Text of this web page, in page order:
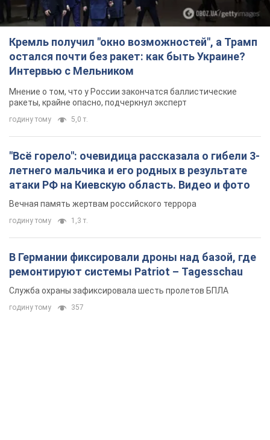
Кремль получил "окно возможностей", а Трамп
остался почти без ракет: как быть Украине?
Интервью с Мельником
Мнение о том, что у России закончатся баллистические
ракеты, крайне опасно, подчеркнул эксперт
годину тому 5,0 т.
"Всё горело": очевидица рассказала о гибели 3-
летнего мальчика и его родных в результате
атаки РФ на Киевскую область. Видео и фото
Вечная память жертвам российского террора
годину тому 1,3 т.
В Германии фиксировали дроны над базой, где
ремонтируют системы Patriot – Tagesschau
Служба охраны зафиксировала шесть пролетов БПЛА
годину тому 357